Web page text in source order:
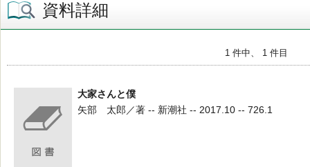
資料詳細
1 件中、 1 件目
大家さんと僕
矢部 太郎／著 -- 新潮社 -- 2017.10 -- 726.1